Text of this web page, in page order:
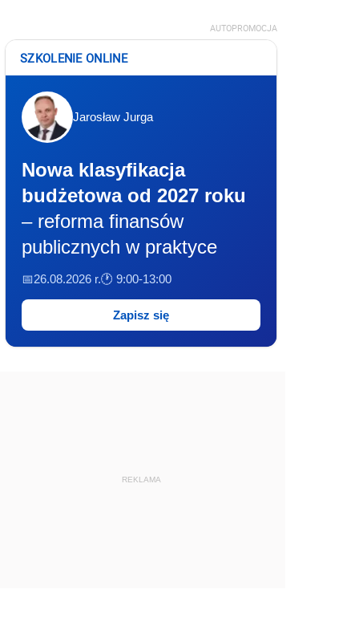
AUTOPROMOCJA
SZKOLENIE ONLINE
Jarosław Jurga
Nowa klasyfikacja
budżetowa od 2027 roku
– reforma finansów
publicznych w praktyce
📅26.08.2026 r.🕐 9:00-13:00
Zapisz się
REKLAMA